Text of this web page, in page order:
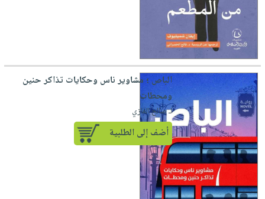
الباص ؛ مشاوير ناس وحكايات تذاكر حنين
ومحطات
لـ صالح الغازي
أضف إلى الطلبية